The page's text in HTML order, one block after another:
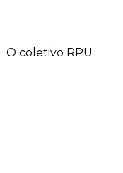
O coletivo RPU